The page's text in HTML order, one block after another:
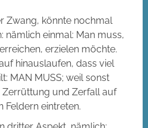
Zwang, könnte nochmal
nämlich einmal: Man muss,
erzielen möchte.
hinauslaufen, dass viel
MAN MUSS; weil sonst
Zerrüttung und Zerfall auf
Feldern eintreten.